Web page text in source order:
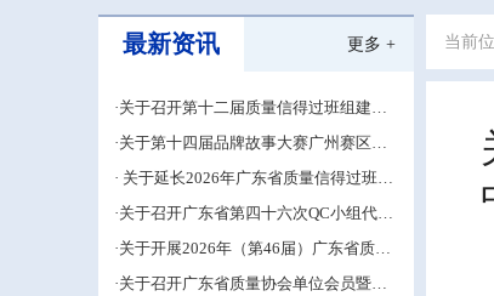
最新资讯 更多 +
·关于召开第十二届质量信得过班组建设
经验交流大会的通知
·关于第十四届品牌故事大赛广州赛区的
补充通知
· 关于延长2026年广东省质量信得过班组
建设材料申报期限的通知
·关于召开广东省第四十六次QC小组代表
大会成果交流培训活动的通知
·关于开展2026年（第46届）广东省质量
管理小组活动推进工作的预通知
·关于召开广东省质量协会单位会员暨第
当前